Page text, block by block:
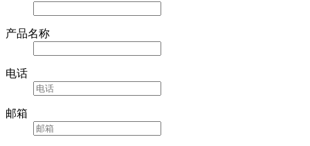
产品名称
电话
邮箱